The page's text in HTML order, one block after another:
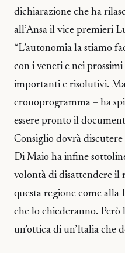
dichiarazione che ha
all’Ansa il vice premieri
“L’autonomia la stiamo
con i veneti e nei
importanti e risolutivi.
cronoprogramma – ha
essere pronto il
Consiglio dovrà discutere
Di Maio ha infine
volontà di disattendere il
questa regione come
che lo chiederanno. Però
un’ottica di un’Italia che